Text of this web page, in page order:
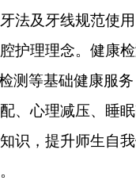
法及牙线规范使
护理理念。健康
测等基础健康服
、心理减压、睡
识，提升师生自